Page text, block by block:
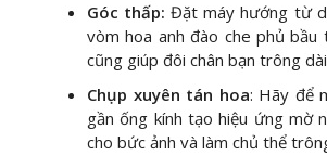
Góc thấp: Đặt máy hướng từ
vòm hoa anh đào che phủ bầu
cũng giúp đôi chân bạn trông
Chụp xuyên tán hoa: Hãy để
gần ống kính tạo hiệu ứng mờ
cho bức ảnh và làm chủ thể